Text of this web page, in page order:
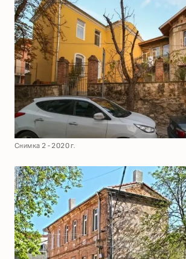
Снимка 2 - 2020 г.